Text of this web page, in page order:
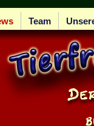
Team